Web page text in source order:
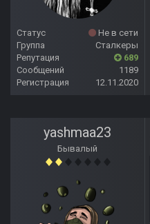
Статус
Не в сети
Группа
Сталкеры
Репутация
689
Сообщений
1189
Регистрация
12.11.2020
yashmaa23
Бывалый